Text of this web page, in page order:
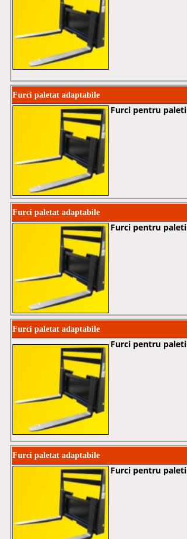
Furci paletat adaptabile
Furci pentru paleti
Furci paletat adaptabile
Furci pentru paleti
Furci paletat adaptabile
Furci pentru paleti
Furci paletat adaptabile
Furci pentru paleti